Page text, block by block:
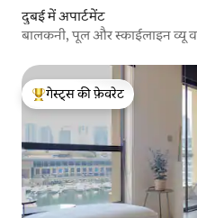
दुबई में अपार्टमेंट
बालकनी, पूल और स्काईलाइन व्यू
गेस्ट्स का टॉप फ़ेवरेट
गेस्ट्स की फ़ेवरेट